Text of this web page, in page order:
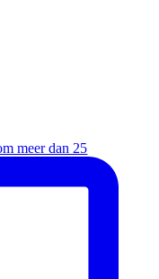
meer dan 25